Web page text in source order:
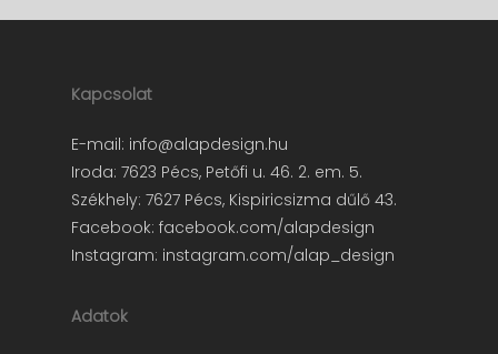
Kapcsolat
E-mail: info@alapdesign.hu
Iroda: 7623 Pécs, Petőfi u. 46. 2. em. 5.
Székhely: 7627 Pécs, Kispiricsizma dűlő 43.
Facebook: facebook.com/alapdesign
Instagram: instagram.com/alap_design
Adatok